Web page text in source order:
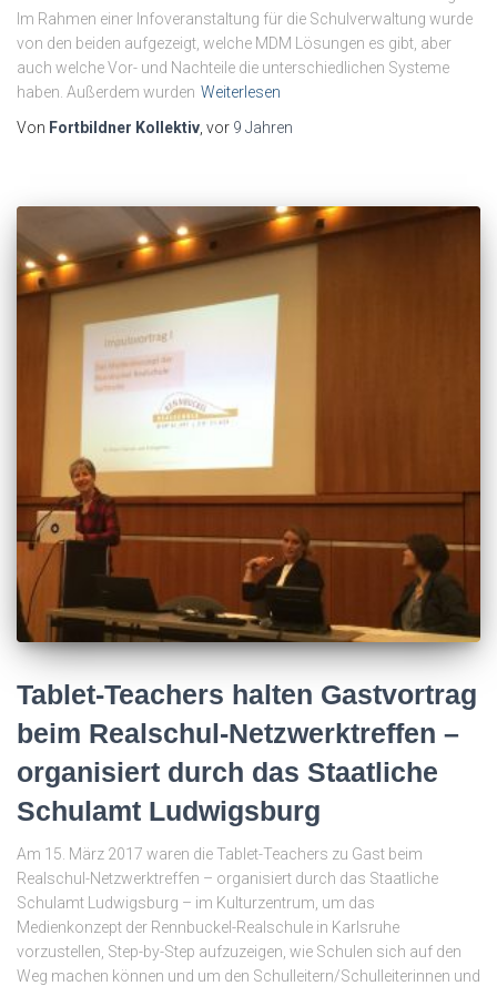
Im Rahmen einer Infoveranstaltung für die Schulverwaltung wurde
von den beiden aufgezeigt, welche MDM Lösungen es gibt, aber
auch welche Vor- und Nachteile die unterschiedlichen Systeme
haben. Außerdem wurden Weiterlesen
Von Fortbildner Kollektiv , vor 9 Jahren
Tablet-Teachers halten Gastvortrag
beim Realschul-Netzwerktreffen –
organisiert durch das Staatliche
Schulamt Ludwigsburg
Am 15. März 2017 waren die Tablet-Teachers zu Gast beim
Realschul-Netzwerktreffen – organisiert durch das Staatliche
Schulamt Ludwigsburg – im Kulturzentrum, um das
Medienkonzept der Rennbuckel-Realschule in Karlsruhe
vorzustellen, Step-by-Step aufzuzeigen, wie Schulen sich auf den
Weg machen können und um den Schulleitern/Schulleiterinnen und